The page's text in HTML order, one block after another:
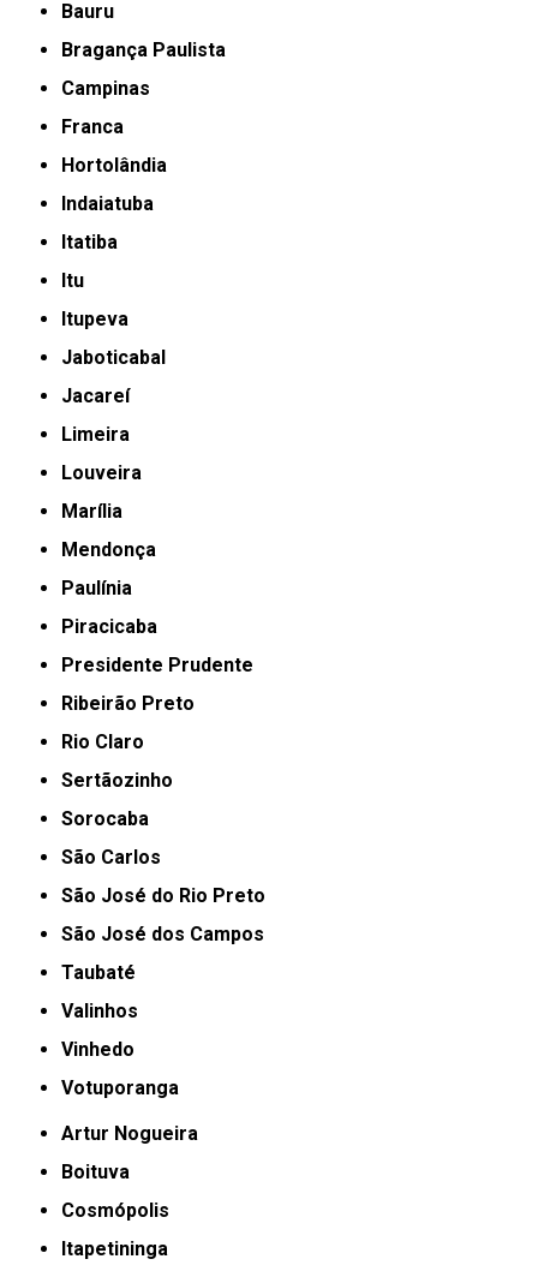
Bauru
Bragança Paulista
Campinas
Franca
Hortolândia
Indaiatuba
Itatiba
Itu
Itupeva
Jaboticabal
Jacareí
Limeira
Louveira
Marília
Mendonça
Paulínia
Piracicaba
Presidente Prudente
Ribeirão Preto
Rio Claro
Sertãozinho
Sorocaba
São Carlos
São José do Rio Preto
São José dos Campos
Taubaté
Valinhos
Vinhedo
Votuporanga
Artur Nogueira
Boituva
Cosmópolis
Itapetininga